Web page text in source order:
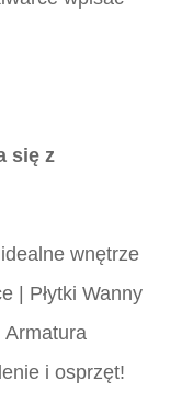
się z
wnętrze
| Płytki Wanny
Armatura
i osprzęt!